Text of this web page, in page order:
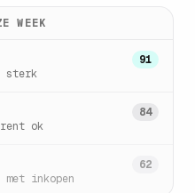
WEEK
sterk
91
ok
84
inkopen
62